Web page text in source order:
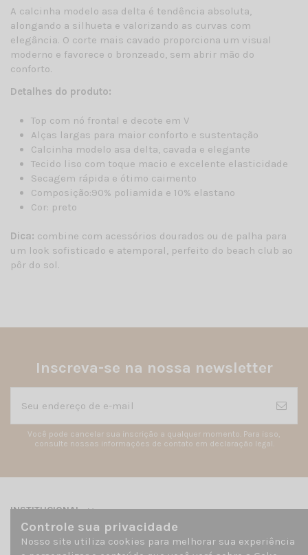
A calcinha modelo asa delta é tendência absoluta,
alongando a silhueta e valorizando as curvas com
elegância. O corte mais cavado proporciona um visual
moderno e favorece o bronzeado, sem abrir mão do
conforto.
Detalhes do produto:
Top com nó frontal e decote em V
Alças largas para maior conforto e sustentação
Calcinha modelo asa delta, cavada e elegante
Tecido liso com toque macio e excelente elasticidade
Secagem rápida e ótimo caimento
Composição:90% poliamida e 10% elastano
Cor: preto
Dica: combine com acessórios dourados ou de palha para
um look sofisticado e atemporal, perfeito do beach club ao
pôr do sol.
Inscreva-se na nossa newsletter
Você pode cancelar sua inscrição a qualquer momento. Para isso,
consulte nossas informações de contato em declaração legal.
INSTITUCIONAL
Contato
Controle sua privacidade
Nosso site utiliza cookies para melhorar sua experiência